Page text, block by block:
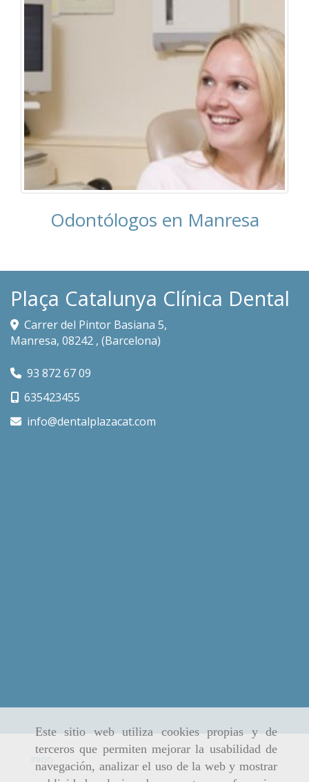
Este sitio web utiliza cookies propias y de
terceros que permiten mejorar la usabilidad de
navegación, analizar el uso de la web y mostrar
Odontólogos en Manresa
Plaça Catalunya Clínica Dental
Carrer del Pintor Basiana 5,
Manresa, 08242 , (Barcelona)
93 872 67 09
635423455
info
dentalplazacat.com